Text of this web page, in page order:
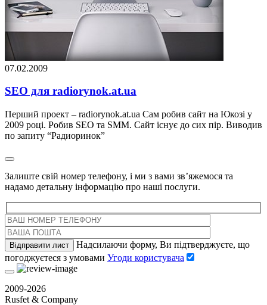
07.02.2009
SEO для radiorynok.at.ua
Перший проект – radiorynok.at.ua Сам робив сайт на Юкозі у
2009 році. Робив SEO та SMM. Сайт існує до сих пір. Виводив
по запиту “Радиоринок”
Залиште свій номер телефону, і ми з вами зв’яжемося та
надамо детальну інформацію про наші послуги.
Надсилаючи форму, Ви підтверджуєте, що
погоджуєтеся з умовами Угоди користувача
2009-2026
Rusfet & Company